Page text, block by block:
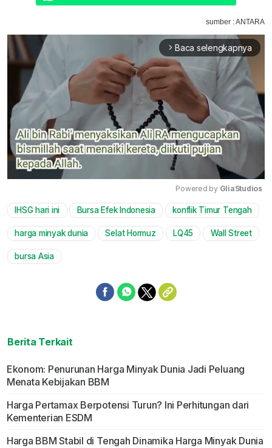
sumber : ANTARA
arrow_forward_ios Baca selengkapnya
Mute
Powered by GliaStudios
IHSG hari ini Bursa Efek Indonesia konflik Timur Tengah
harga minyak dunia Selat Hormuz LQ45 Wall Street
bursa Asia
Berita Terkait
Ekonom: Penurunan Harga Minyak Dunia Jadi Peluang
Menata Kebijakan BBM
Harga Pertamax Berpotensi Turun? Ini Perhitungan dari
Kementerian ESDM
Harga BBM Stabil di Tengah Dinamika Harga Minyak Dunia